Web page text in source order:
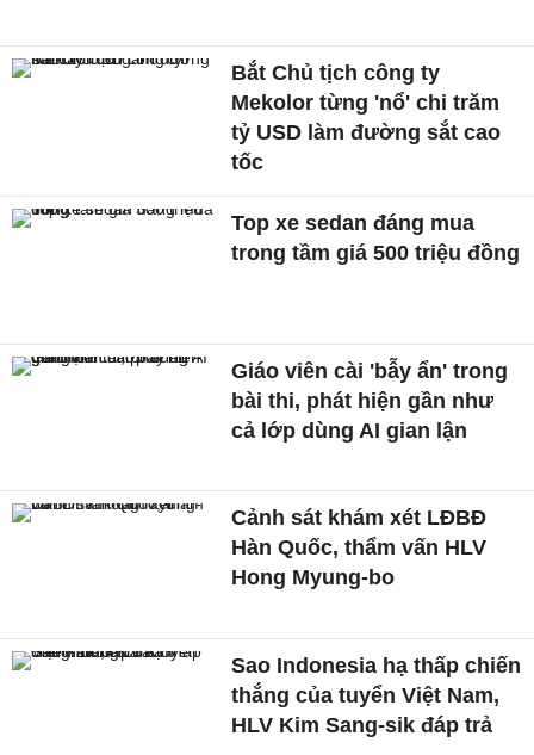
Bắt Chủ tịch công ty
Mekolor từng 'nổ' chi trăm
tỷ USD làm đường sắt cao
tốc
Top xe sedan đáng mua
trong tầm giá 500 triệu đồng
Giáo viên cài 'bẫy ẩn' trong
bài thi, phát hiện gần như
cả lớp dùng AI gian lận
Cảnh sát khám xét LĐBĐ
Hàn Quốc, thẩm vấn HLV
Hong Myung-bo
Sao Indonesia hạ thấp chiến
thắng của tuyển Việt Nam,
HLV Kim Sang-sik đáp trả